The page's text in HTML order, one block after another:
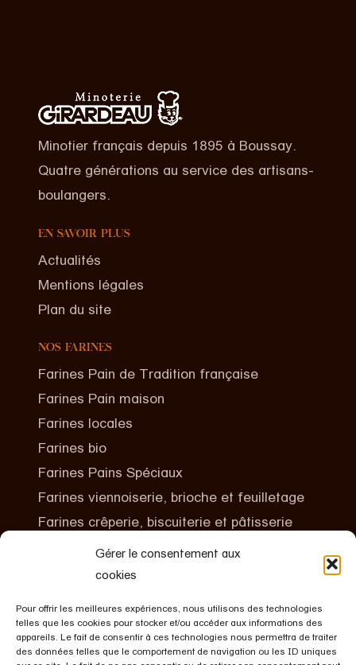
Gérer le consentement aux
cookies
Pour offrir les meilleures expériences, nous utilisons des technologies
telles que les cookies pour stocker et/ou accéder aux informations des
appareils. Le fait de consentir à ces technologies nous permettra de traiter
des données telles que le comportement de navigation ou les ID uniques
Minotier français depuis 1895 à Boussay.
Quatre générations au service des artisans-
boulangers.
EN SAVOIR PLUS
Actualités
Mentions légales
Plan du site
NOS FARINES
Farines Pain de Tradition française
Farines Pain maison
Farines locales
Farines bio
Farines Pains Spéciaux
Farines viennoiserie, brioche et feuilletage
Farines crêperie, biscuiterie et pâtisserie
CONTACTEZ-NOUS
Le Fromenteau
44190 BOUSSAY
FRANCE